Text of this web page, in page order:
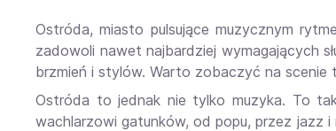
Ostróda, miasto pulsujące muzycznym
zadowoli nawet najbardziej wymagających
brzmień i stylów. Warto zobaczyć na
Ostróda to jednak nie tylko muzyka. To
wachlarzowi gatunków, od popu, przez jazz